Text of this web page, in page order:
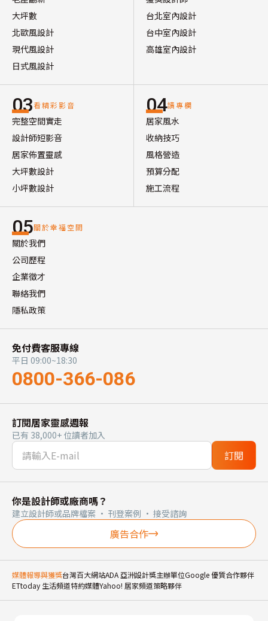
大坪數
北歐風設計
現代風設計
日式風設計
台北室內設計
台中室內設計
高雄室內設計
03看精彩影音
完整空間實走
設計師短影音
居家佈置靈感
大坪數設計
小坪數設計
04讀專欄
居家風水
收納技巧
風格營造
預算分配
施工流程
05關於幸福空間
關於我們
公司歷程
企業徵才
聯絡我們
隱私政策
免付費客服專線
平日 09:00~18:30
0800-366-086
訂閱居家靈感週報
已有 38,000+ 位讀者加入
訂閱
你是設計師或廠商嗎？
建立設計師或品牌檔案 · 刊登案例 · 接受諮詢
廣告合作
媒體報導與獲獎台灣百大網站ADA 亞洲設計獎主辦單位Google 優質合作夥伴
ETtoday 生活頻道特約媒體Yahoo! 居家頻道策略夥伴